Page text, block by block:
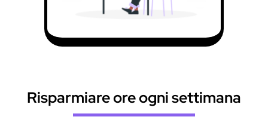
Risparmiare ore ogni settimana